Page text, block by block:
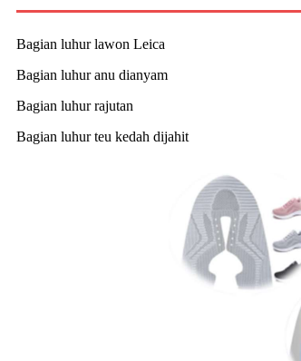
Bagian luhur lawon Leica
Bagian luhur anu dianyam
Bagian luhur rajutan
Bagian luhur teu kedah dijahit